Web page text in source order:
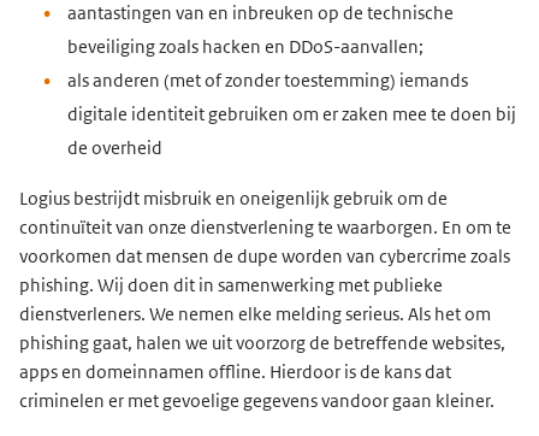
aantastingen van en inbreuken op de technische
beveiliging zoals hacken en DDoS-aanvallen;
als anderen (met of zonder toestemming) iemands
digitale identiteit gebruiken om er zaken mee te doen bij
de overheid
Logius bestrijdt misbruik en oneigenlijk gebruik om de
continuïteit van onze dienstverlening te waarborgen. En om te
voorkomen dat mensen de dupe worden van cybercrime zoals
phishing. Wij doen dit in samenwerking met publieke
dienstverleners. We nemen elke melding serieus. Als het om
phishing gaat, halen we uit voorzorg de betreffende websites,
apps en domeinnamen offline. Hierdoor is de kans dat
criminelen er met gevoelige gegevens vandoor gaan kleiner.